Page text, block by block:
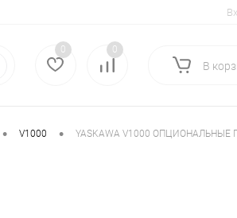
0 0
В
• V1000 • YASKAWA V1000 ОПЦИОНАЛЬНЫЕ